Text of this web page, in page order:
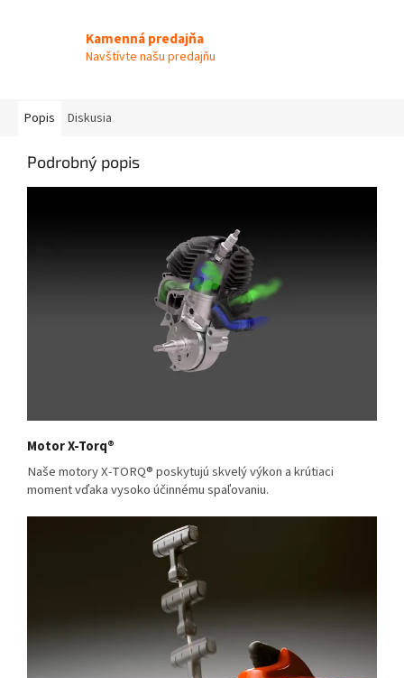
Kamenná predajňa
Navštívte našu predajňu
Popis Diskusia
Podrobný popis
Motor X-Torq®
Naše motory X-TORQ® poskytujú skvelý výkon a krútiaci
moment vďaka vysoko účinnému spaľovaniu.